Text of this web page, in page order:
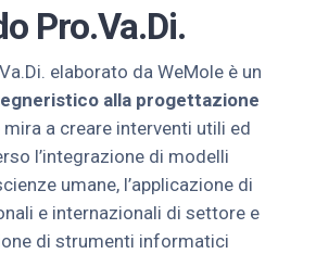
Pro.Va.Di.
elaborato da WeMole è un
alla progettazione
mira a creare interventi utili ed
l’integrazione di modelli
umane, l’applicazione di
e internazionali di settore e
di strumenti informatici